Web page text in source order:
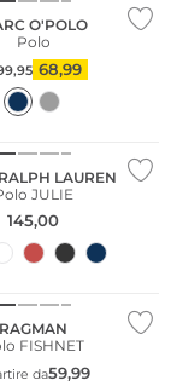
O'POLO
Polo
68,99
LAUREN
JULIE
145,00
RAGMAN
FISHNET
da59,99